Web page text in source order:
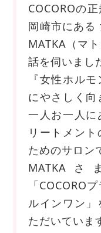
COCOROの
岡崎市にある
MATKA（マ
話を伺いまし
『女性ホル
にやさしく
一人お一人に
リートメン
ためのサロン
MATKAさ
「COCORO
ルインワン
ただいていま